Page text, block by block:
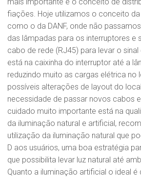
fiações. Hoje utilizamos o conceito
como o da DANF, onde não
das lâmpadas para os interruptores e
cabo de rede (RJ45) para levar o
está na caixinha do interruptor até a
reduzindo muito as cargas elétrica no
possíveis alterações de layout do
necessidade de passar novos cabos
cuidado muito importante está na
da iluminação natural e artificial,
utilização da iluminação natural que
D aos usuários, uma boa estratégia
que possibilita levar luz natural até
Quanto a iluminação artificial o ideal é